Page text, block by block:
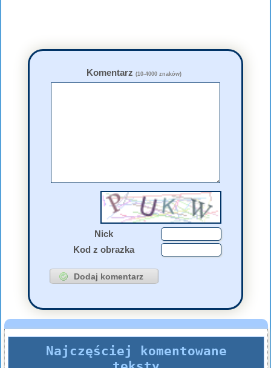
Komentarz (10-4000 znaków)
Nick
Kod z obrazka
Najczęściej komentowane